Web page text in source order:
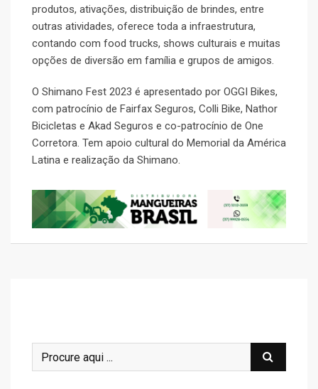
produtos, ativações, distribuição de brindes, entre
outras atividades, oferece toda a infraestrutura,
contando com food trucks, shows culturais e muitas
opções de diversão em família e grupos de amigos.
O Shimano Fest 2023 é apresentado por OGGI Bikes,
com patrocínio de Fairfax Seguros, Colli Bike, Nathor
Bicicletas e Akad Seguros e co-patrocínio de One
Corretora. Tem apoio cultural do Memorial da América
Latina e realização da Shimano.